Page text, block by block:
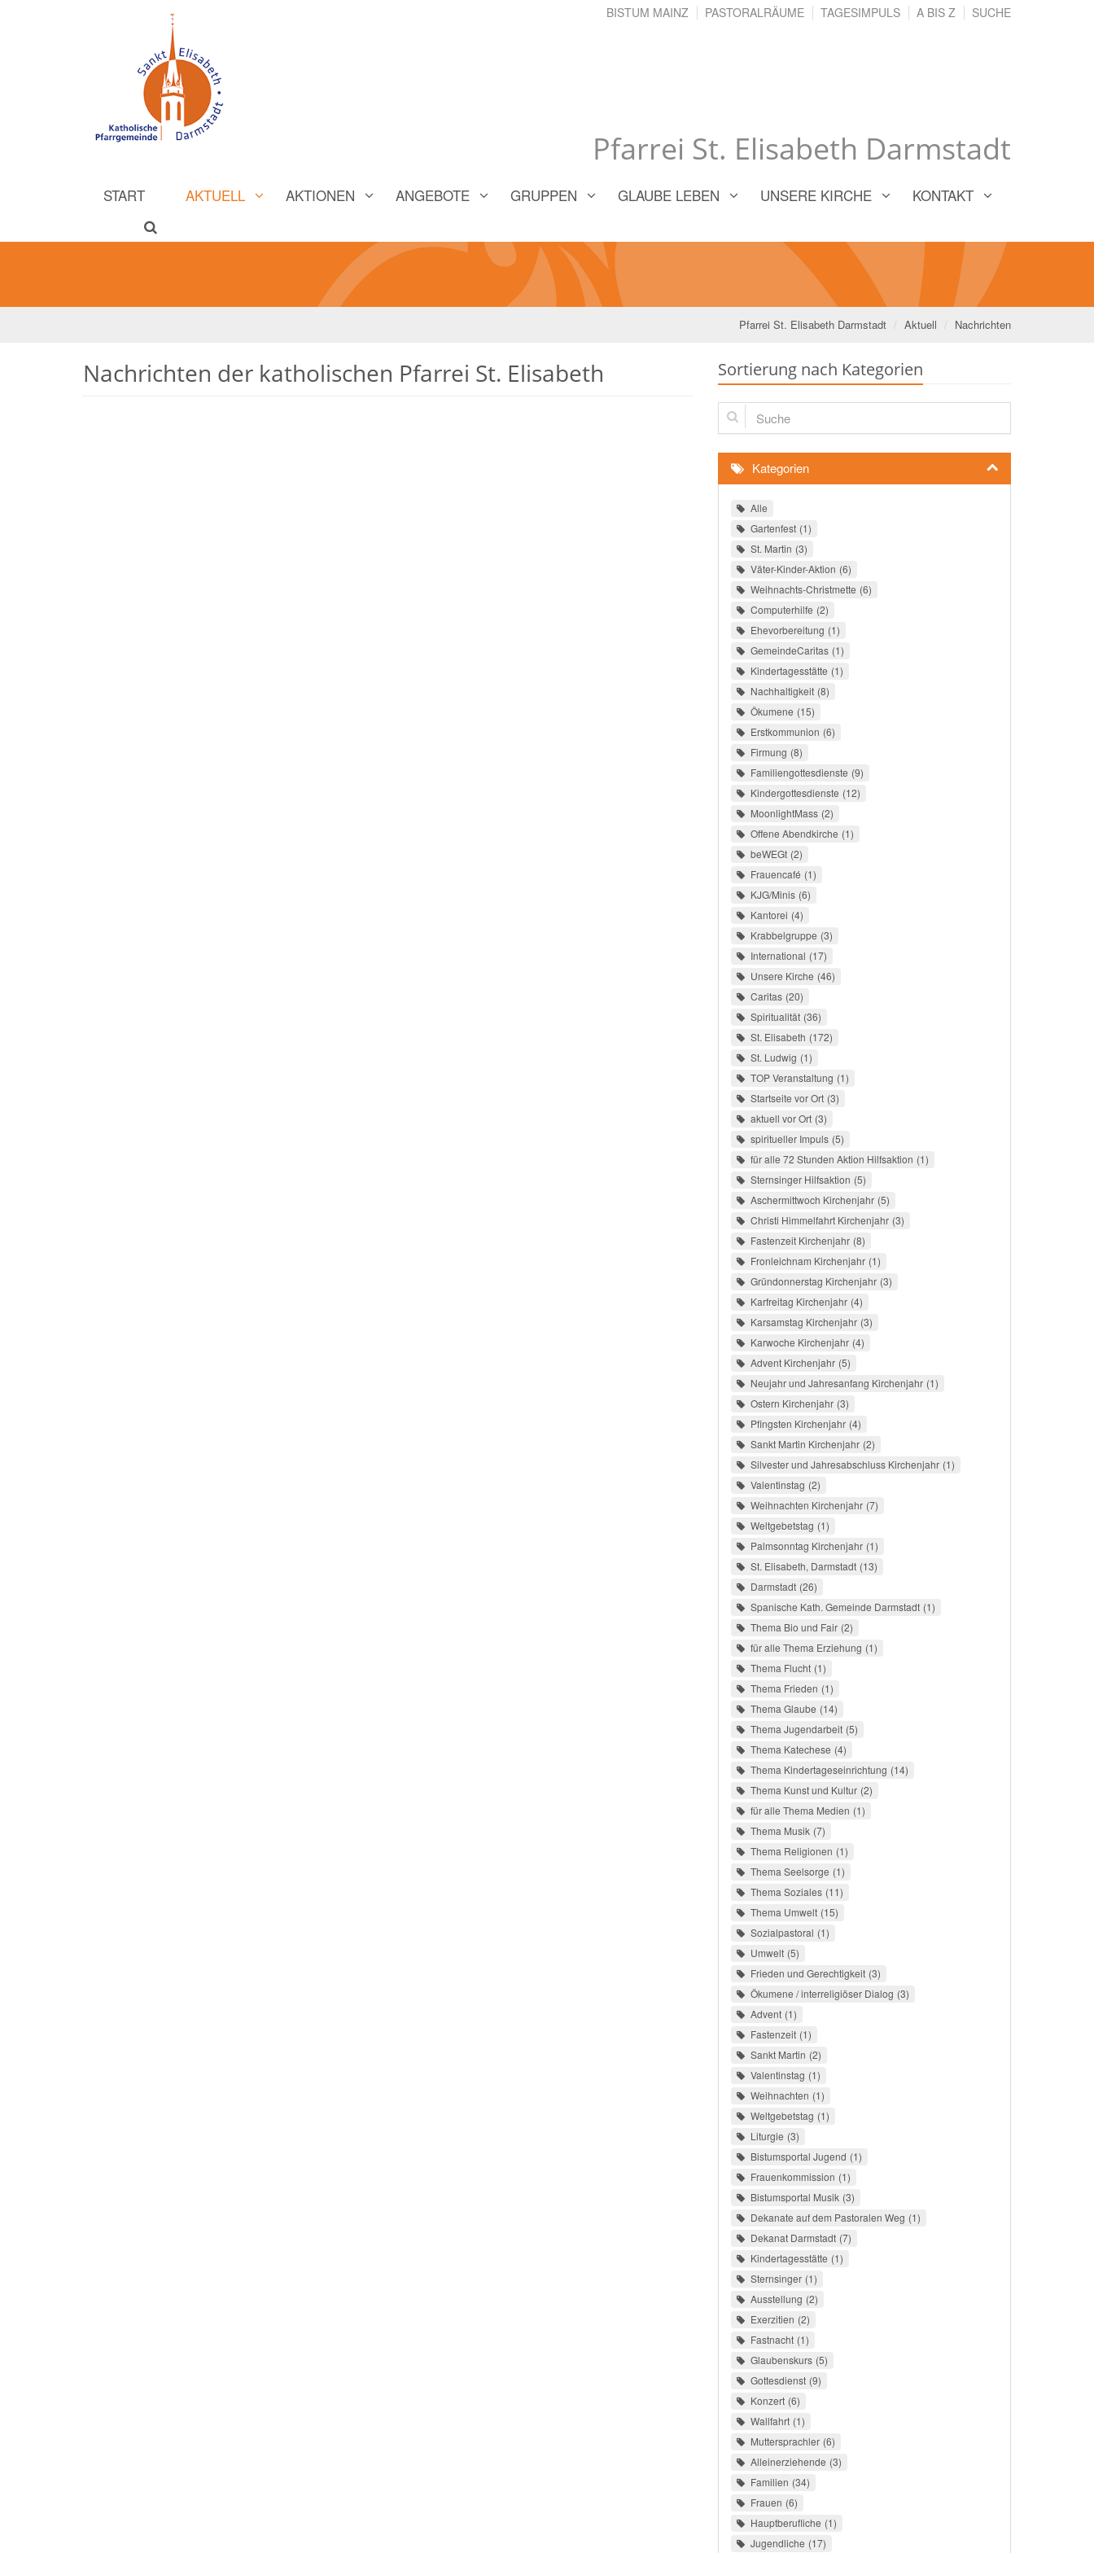
Pfarrei St. Elisabeth Darmstadt
BISTUM MAINZ PASTORALRÄUME TAGESIMPULS A BIS Z SUCHE
START AKTUELL AKTIONEN ANGEBOTE GRUPPEN GLAUBE LEBEN UNSERE KIRCHE KONTAKT
Pfarrei St. Elisabeth Darmstadt Aktuell Nachrichten
Nachrichten der katholischen Pfarrei St. Elisabeth Sortierung nach Kategorien
Suche
Kategorien
Alle
Gartenfest 1
St. Martin 3
Väter-Kinder-Aktion 6
Weihnachts-Christmette 6
Computerhilfe 2
Ehevorbereitung 1
GemeindeCaritas 1
Kindertagesstätte 1
Nachhaltigkeit 8
Ökumene 15
Erstkommunion 6
Firmung 8
Familiengottesdienste 9
Kindergottesdienste 12
MoonlightMass 2
Offene Abendkirche 1
beWEGt 2
Frauencafé 1
KJG/Minis 6
Kantorei 4
Krabbelgruppe 3
International 17
Unsere Kirche 46
Caritas 20
Spiritualität 36
St. Elisabeth 172
St. Ludwig 1
TOP Veranstaltung 1
Startseite vor Ort 3
aktuell vor Ort 3
spiritueller Impuls 5
für alle 72 Stunden Aktion Hilfsaktion 1
Sternsinger Hilfsaktion 5
Aschermittwoch Kirchenjahr 5
Christi Himmelfahrt Kirchenjahr 3
Fastenzeit Kirchenjahr 8
Fronleichnam Kirchenjahr 1
Gründonnerstag Kirchenjahr 3
Karfreitag Kirchenjahr 4
Karsamstag Kirchenjahr 3
Karwoche Kirchenjahr 4
Advent Kirchenjahr 5
Neujahr und Jahresanfang Kirchenjahr 1
Ostern Kirchenjahr 3
Pfingsten Kirchenjahr 4
Sankt Martin Kirchenjahr 2
Silvester und Jahresabschluss Kirchenjahr 1
Valentinstag 2
Weihnachten Kirchenjahr 7
Weltgebetstag 1
Palmsonntag Kirchenjahr 1
St. Elisabeth, Darmstadt 13
Darmstadt 26
Spanische Kath. Gemeinde Darmstadt 1
Thema Bio und Fair 2
für alle Thema Erziehung 1
Thema Flucht 1
Thema Frieden 1
Thema Glaube 14
Thema Jugendarbeit 5
Thema Katechese 4
Thema Kindertageseinrichtung 14
Thema Kunst und Kultur 2
für alle Thema Medien 1
Thema Musik 7
Thema Religionen 1
Thema Seelsorge 1
Thema Soziales 11
Thema Umwelt 15
Sozialpastoral 1
Umwelt 5
Frieden und Gerechtigkeit 3
Ökumene / interreligiöser Dialog 3
Advent 1
Fastenzeit 1
Sankt Martin 2
Valentinstag 1
Weihnachten 1
Weltgebetstag 1
Liturgie 3
Bistumsportal Jugend 1
Frauenkommission 1
Bistumsportal Musik 3
Dekanate auf dem Pastoralen Weg 1
Dekanat Darmstadt 7
Kindertagesstätte 1
Sternsinger 1
Ausstellung 2
Exerzitien 2
Fastnacht 1
Glaubenskurs 5
Gottesdienst 9
Konzert 6
Wallfahrt 1
Muttersprachler 6
Alleinerziehende 3
Familien 34
Frauen 6
Hauptberufliche 1
Jugendliche 17